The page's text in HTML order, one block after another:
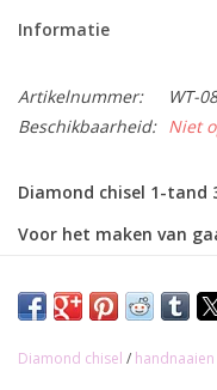
Informatie
Artikelnummer:
WT-
Beschikbaarheid: Niet
Diamond chisel 1-tand
Voor het maken van
Diamond chisel / handnaaien